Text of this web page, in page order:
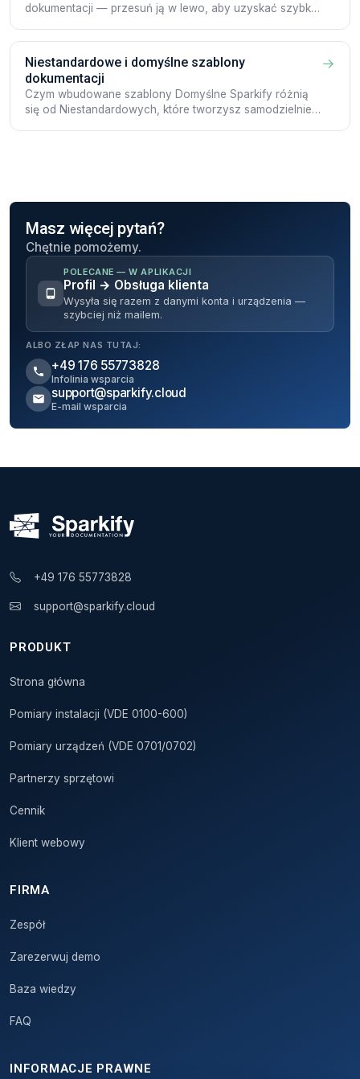
dokumentacji — przesuń ją w lewo, aby uzyskać szybkie
Niestandardowe i domyślne szablony
dokumentacji
Czym wbudowane szablony Domyślne Sparkify różnią
się od Niestandardowych, które tworzysz samodzielnie,
→
Masz więcej pytań?
Chętnie pomożemy.
POLECANE — W APLIKACJI
Profil → Obsługa klienta
Wysyła się razem z danymi konta i urządzenia —
szybciej niż mailem.
ALBO ZŁAP NAS TUTAJ:
+49 176 55773828
Infolinia wsparcia
support@sparkify.cloud
E-mail wsparcia
+49 176 55773828
support@sparkify.cloud
PRODUKT
Strona główna
Pomiary instalacji (VDE 0100-600)
Pomiary urządzeń (VDE 0701/0702)
Partnerzy sprzętowi
Cennik
Klient webowy
FIRMA
Zespół
Zarezerwuj demo
Baza wiedzy
FAQ
INFORMACJE PRAWNE